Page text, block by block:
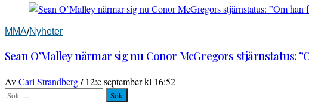
MMA/Nyheter
Sean O’Malley närmar sig nu Conor McGregors stjärnstatus:
AvCarl Strandberg/ 12:e september kl 16:52
Sök
efter: